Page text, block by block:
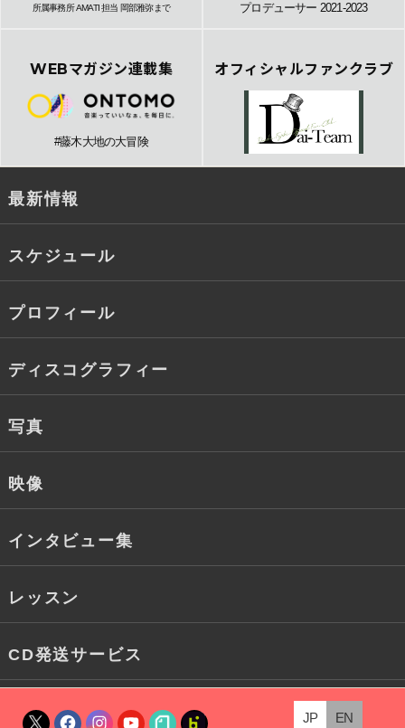
所属事務所 AMATI 担当 岡部雅弥まで
プロデューサー 2021-2023
WEBマガジン連載集
#藤木大地の大冒険
オフィシャルファンクラブ
最新情報
スケジュール
プロフィール
ディスコグラフィー
写真
映像
インタビュー集
レッスン
CD発送サービス
JP EN